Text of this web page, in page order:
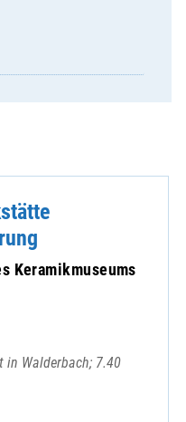
Keramikmuseums
in Walderbach; 7.40